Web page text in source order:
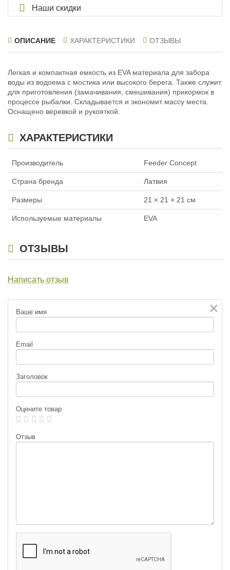
Наши скидки
ОПИСАНИЕ ХАРАКТЕРИСТИКИ ОТЗЫВЫ
Легкая и компактная емкость из EVA материала для забора
воды из водоема с мостика или высокого берега. Также служит
для приготовления (замачивания, смешивания) прикормок в
процессе рыбалки. Складывается и экономит массу места.
Оснащено веревкой и рукояткой.
ХАРАКТЕРИСТИКИ
Производитель Feeder Concept
Страна бренда Латвия
Размеры 21 × 21 × 21 см
Используемые материалы EVA
ОТЗЫВЫ
Написать отзыв
×
Ваше имя
Email
Заголовок
Оцените товар
Отзыв